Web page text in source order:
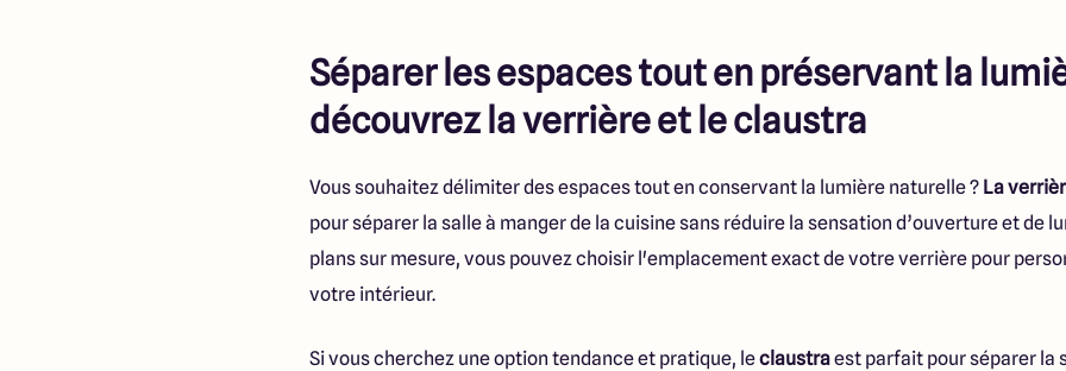
Séparer les espaces tout en préservant la
découvrez la verrière et le claustra
Vous souhaitez délimiter des espaces tout en conservant la lumière naturelle ? La
pour séparer la salle à manger de la cuisine sans réduire la sensation d’ouverture et de
plans sur mesure, vous pouvez choisir l'emplacement exact de votre verrière pour
votre intérieur.
Si vous cherchez une option tendance et pratique, leclaustraest parfait pour séparer la